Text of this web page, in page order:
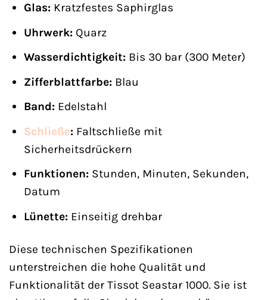
Glas:Kratzfestes Saphirglas
Uhrwerk:Quarz
Wasserdichtigkeit:Bis 30 bar (300 Meter)
Zifferblattfarbe:Blau
Band:Edelstahl
Schließe:Faltschließe mit
Sicherheitsdrückern
Funktionen:Stunden, Minuten, Sekunden,
Datum
Lünette:Einseitig drehbar
Diese technischen Spezifikationen
unterstreichen die hohe Qualität und
Funktionalität der Tissot Seastar 1000. Sie ist